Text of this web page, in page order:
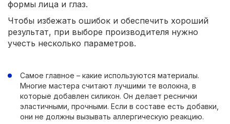
формы лица и глаз.
Чтобы избежать ошибок и обеспечить хороший
результат, при выборе производителя нужно
учесть несколько параметров.
Самое главное – какие используются материалы.
Многие мастера считают лучшими те волокна, в
которые добавлен силикон. Он делает реснички
эластичными, прочными. Если в составе есть добавки,
они не должны вызывать аллергическую реакцию.